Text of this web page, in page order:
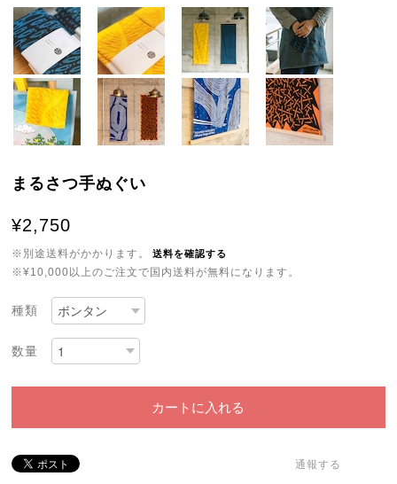
まるさつ手ぬぐい
¥2,750
※別途送料がかかります。 送料を確認する
※¥10,000以上のご注文で国内送料が無料になります。
種類
数量
カートに入れる
通報する